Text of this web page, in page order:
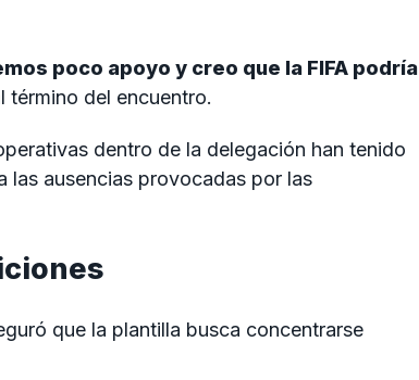
poco apoyo y creo que la FIFA podría
término del encuentro.
dentro de la delegación han tenido
las ausencias provocadas por las
que la plantilla busca concentrarse